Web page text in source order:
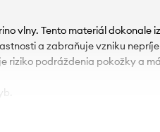
vlny. Tento materiál dokonale
a zabraňuje vzniku
riziko podráždenia pokožky a má